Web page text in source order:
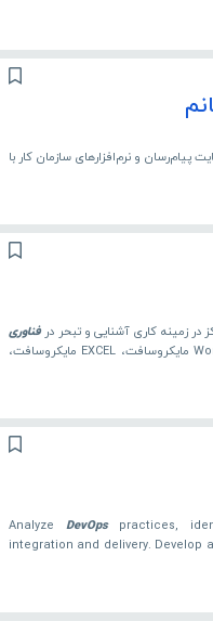
در زمینه کاری آشنایی و تبحر درفناوری
، استفاده از کامپیوتر و مدیریت فایل‌ها، Word مایکروسافت، EXCEL مایکروسافت،
Analyze DevOpspractices,
integration and delivery.